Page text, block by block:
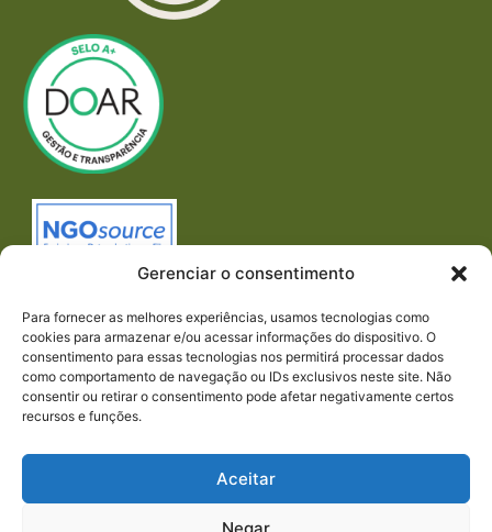
Gerenciar o consentimento
Para fornecer as melhores experiências, usamos tecnologias como
cookies para armazenar e/ou acessar informações do dispositivo. O
consentimento para essas tecnologias nos permitirá processar dados
como comportamento de navegação ou IDs exclusivos neste site. Não
consentir ou retirar o consentimento pode afetar negativamente certos
recursos e funções.
Aceitar
Negar
REDES SOCIAIS